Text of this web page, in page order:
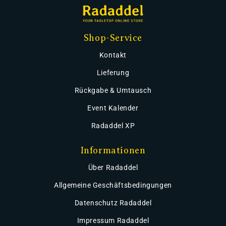
Shop-Service
Kontakt
Lieferung
Rückgabe & Umtausch
Event Kalender
Radaddel XP
Informationen
Über Radaddel
Allgemeine Geschäftsbedingungen
Datenschutz Radaddel
Impressum Radaddel